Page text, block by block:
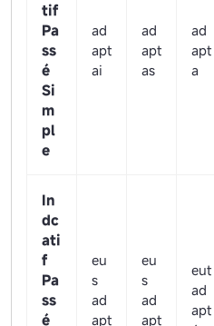
tif
Pa
ss
é
Si
m
pl
e
ad
apt
ai
ad
apt
as
ad
apt
a
In
dc
ati
f
Pa
ss
é
eu
s
ad
apt
eu
s
ad
apt
eut
ad
apt